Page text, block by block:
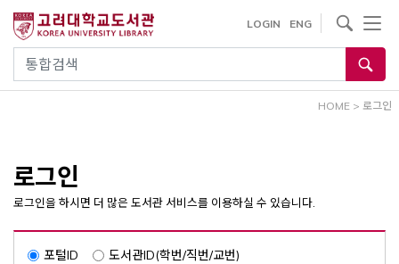
건
통합검색
LOGIN ENG
사이트내 검색
HOME > 로그인
로그인
로그인을 하시면 더 많은 도서관 서비스를 이용하실 수 있습니다.
포털ID 도서관ID(학번/직번/교번)